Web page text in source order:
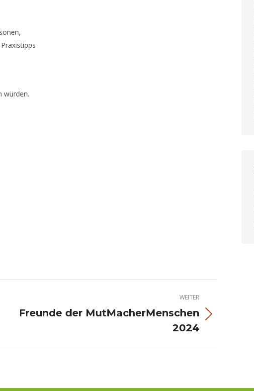
würden.
WEITER
Freunde der MutMacherMenschen
2024